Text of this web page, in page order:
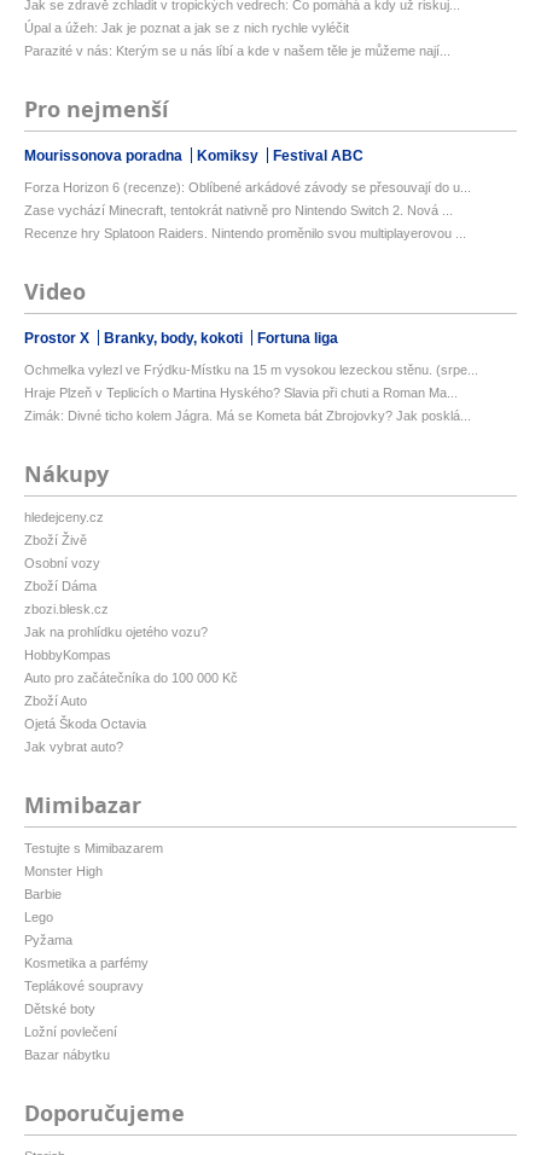
Jak se zdravě zchladit v tropických vedrech: Co pomáhá a kdy už riskuj...
Úpal a úžeh: Jak je poznat a jak se z nich rychle vyléčit
Parazité v nás: Kterým se u nás líbí a kde v našem těle je můžeme nají...
Pro nejmenší
Mourissonova poradna Komiksy Festival ABC
Forza Horizon 6 (recenze): Oblíbené arkádové závody se přesouvají do u...
Zase vychází Minecraft, tentokrát nativně pro Nintendo Switch 2. Nová ...
Recenze hry Splatoon Raiders. Nintendo proměnilo svou multiplayerovou ...
Video
Prostor X Branky, body, kokoti Fortuna liga
Ochmelka vylezl ve Frýdku-Místku na 15 m vysokou lezeckou stěnu. (srpe...
Hraje Plzeň v Teplicích o Martina Hyského? Slavia při chuti a Roman Ma...
Zimák: Divné ticho kolem Jágra. Má se Kometa bát Zbrojovky? Jak posklá...
Nákupy
hledejceny.cz
Zboží Živě
Osobní vozy
Zboží Dáma
zbozi.blesk.cz
Jak na prohlídku ojetého vozu?
HobbyKompas
Auto pro začátečníka do 100 000 Kč
Zboží Auto
Ojetá Škoda Octavia
Jak vybrat auto?
Mimibazar
Testujte s Mimibazarem
Monster High
Barbie
Lego
Pyžama
Kosmetika a parfémy
Teplákové soupravy
Dětské boty
Ložní povlečení
Bazar nábytku
Doporučujeme